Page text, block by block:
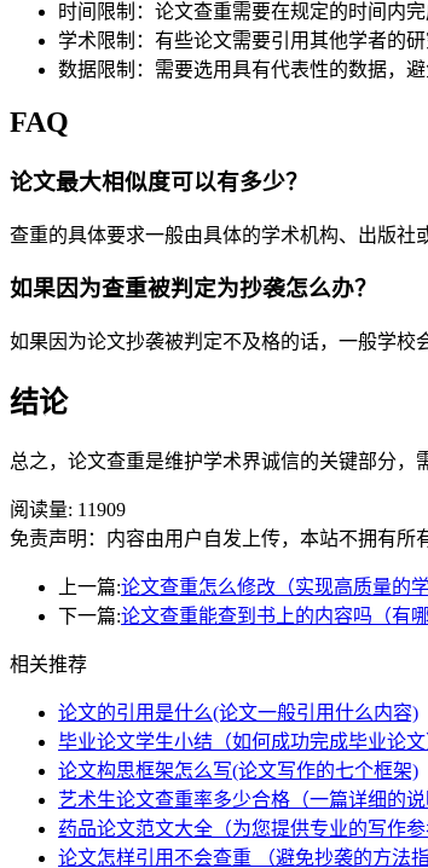
时间限制：论文查重需要在规定的时间内
学术限制：有些论文需要引用其他学者的
数据限制：需要选用具有代表性的数据，避
FAQ
论文最大相似度可以有多少？
查重的具体要求一般由具体的学术机构、出版社
如果因为查重被判定为抄袭怎么办？
如果因为论文抄袭被判定不及格的话，一般学校
结论
总之，论文查重是维护学术界诚信的关键部分，
阅读量: 11909
免责声明：内容由用户自发上传，本站不拥有所
上一篇:论文查重怎么修改（实现高质量的学
下一篇:论文查重能查到书上的内容吗（有
相关推荐
论文的引用是什么(论文一般引用什么内容)
毕业论文学生小结（如何成功完成毕业论文
论文构思框架怎么写(论文写作的七个框架)
艺术生论文查重率多少合格（一篇详细的说
药品论文范文大全（为您提供专业的写作参
论文怎样引用不会查重 （避免抄袭的方法指